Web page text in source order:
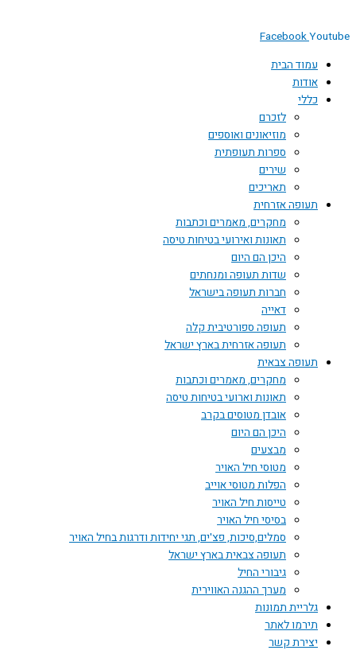
FacebookYoutube
עמוד הבית
אודות
כללי
לזכרם
מוזיאונים ואוספים
ספרות תעופתית
שירים
תאריכים
תעופה אזרחית
מחקרים, מאמרים וכתבות
תאונות ואירועי בטיחות טיסה
היכן הם היום
שדות תעופה ומנחתים
חברות תעופה בישראל
דאייה
תעופה ספורטיבית קלה
תעופה אזרחית בארץ ישראל
תעופה צבאית
מחקרים, מאמרים וכתבות
תאונות וארועי בטיחות טיסה
אובדן מטוסים בקרב
היכן הם היום
מבצעים
מטוסי חיל האויר
הפלות מטוסי אוייב
טייסות חיל האויר
בסיסי חיל האויר
סמלים,סיכות, פצ'ים, תגי יחידות ודרגות בחיל האויר
תעופה צבאית בארץ ישראל
גיבורי החיל
מערך ההגנה האווירית
גלריית תמונות
תירמו לאתר
יצירת קשר